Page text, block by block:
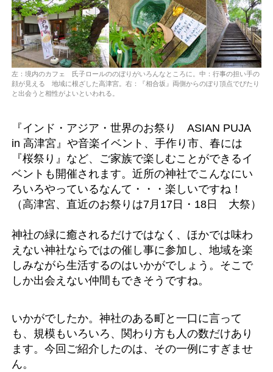
左：境内のカフェ 氏子ロールののぼりがいろんなところに。中：行事の担い手の
顔が見える 地域に根ざした高津宮。右：『相合坂』両側からのぼり頂点でぴたり
と出会うと相性がよいといわれる。
『インド・アジア・世界のお祭り ASIAN PUJA
in 高津宮』や音楽イベント、手作り市、春には
『桜祭り』など、ご家族で楽しむことができるイ
ベントも開催されます。近所の神社でこんなにい
ろいろやっているなんて・・・楽しいですね！
（高津宮、直近のお祭りは7月17日・18日 大祭）
神社の緑に癒されるだけではなく、ほかでは味わ
えない神社ならではの催し事に参加し、地域を楽
しみながら生活するのはいかがでしょう。そこで
しか出会えない仲間もできそうですね。
いかがでしたか。神社のある町と一口に言って
も、規模もいろいろ、関わり方も人の数だけあり
ます。今回ご紹介したのは、その一例にすぎませ
ん。